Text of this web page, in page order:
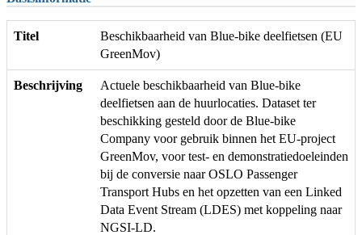
Titel
Beschikbaarheid van Blue-bike deelfietsen (EU
GreenMov)
Beschrijving
Actuele beschikbaarheid van Blue-bike
deelfietsen aan de huurlocaties. Dataset ter
beschikking gesteld door de Blue-bike
Company voor gebruik binnen het EU-project
GreenMov, voor test- en demonstratiedoeleinden
bij de conversie naar OSLO Passenger
Transport Hubs en het opzetten van een Linked
Data Event Stream (LDES) met koppeling naar
NGSI-LD.